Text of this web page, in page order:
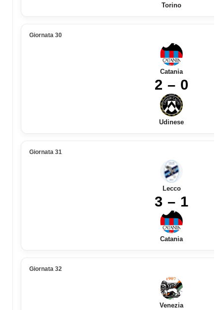
Torino
Giornata 30
Catania
2 – 0
Udinese
Giornata 31
Lecco
3 – 1
Catania
Giornata 32
Venezia